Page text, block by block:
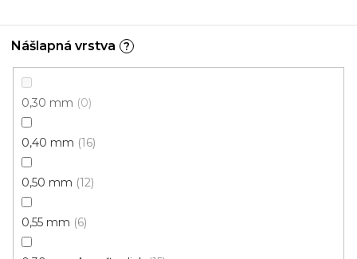
Nášlapná vrstva ?
0,30 mm 0
0,40 mm 16
0,50 mm 12
0,55 mm 6